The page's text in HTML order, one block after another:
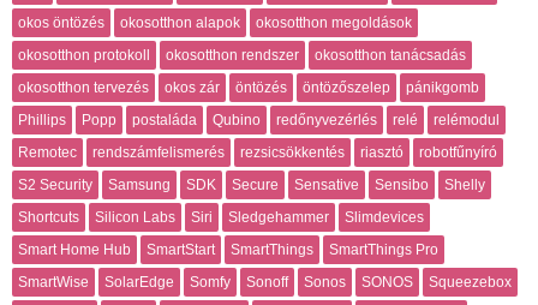
okos öntözés
okosotthon alapok
okosotthon megoldások
okosotthon protokoll
okosotthon rendszer
okosotthon tanácsadás
okosotthon tervezés
okos zár öntözés öntözőszelep
pánikgomb
Phillips
Popp postaláda Qubino redőnyvezérlés relé
relémodul
Remotec
rendszámfelismerés rezsicsökkentés riasztó
robotfűnyíró
S2 Security
Samsung SDK Secure Sensative Sensibo
Shelly
Shortcuts
Silicon Labs Siri Sledgehammer
Slimdevices
Smart Home Hub
SmartStart SmartThings
SmartThings Pro
SmartWise
SolarEdge Somfy Sonoff Sonos SONOS
Squeezebox